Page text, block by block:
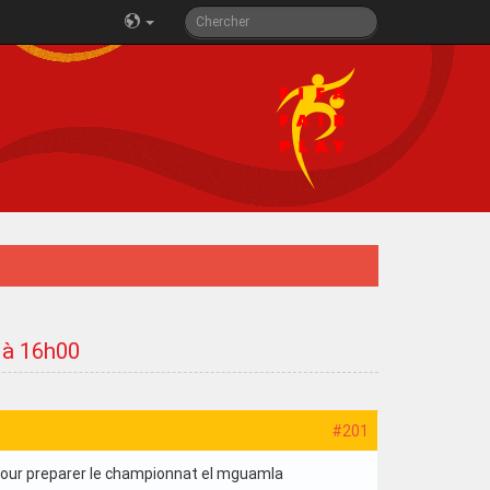
16h00
#201
preparer le championnat el mguamla